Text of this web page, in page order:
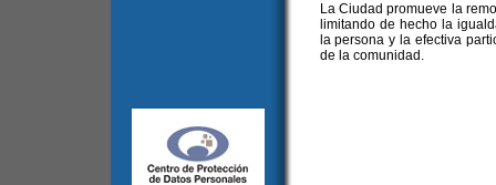
La Ciudad promueve la
limitando de hecho la
la persona y la efectiva
de la comunidad.